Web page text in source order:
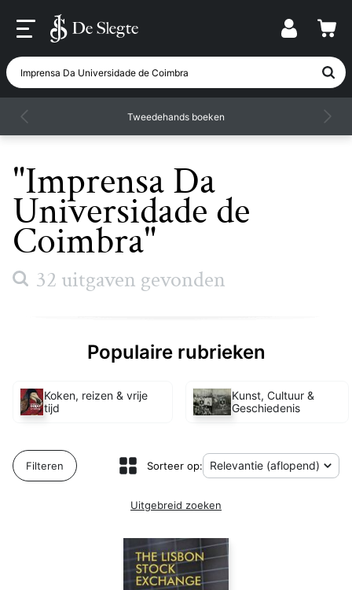
Waar ben je naar op zoek?
Tweedehands boeken
"Imprensa Da
Universidade de
Coimbra"
32 uitgaven gevonden
Populaire rubrieken
Koken, reizen & vrije
tijd
Kunst, Cultuur &
Geschiedenis
Filteren
Tonen als:
Sorteer op:
Uitgebreid zoeken